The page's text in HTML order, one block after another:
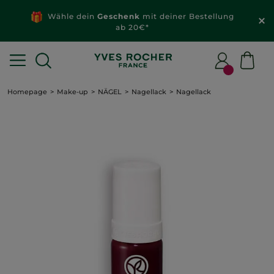
Wähle dein Geschenk mit deiner Bestellung
ab 20€*
Homepage Make-up NÄGEL Nagellack Nagellack